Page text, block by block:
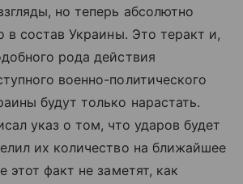
но теперь абсолютно
в состав Украины. Это теракт и,
рода действия
военно-политического
будут только нарастать.
указ о том, что ударов будет
их количество на ближайшее
этот факт не заметят, как